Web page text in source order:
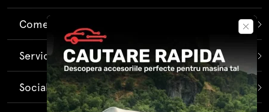
Comenzi si livrare
Servicii pentru clienti
Social Media